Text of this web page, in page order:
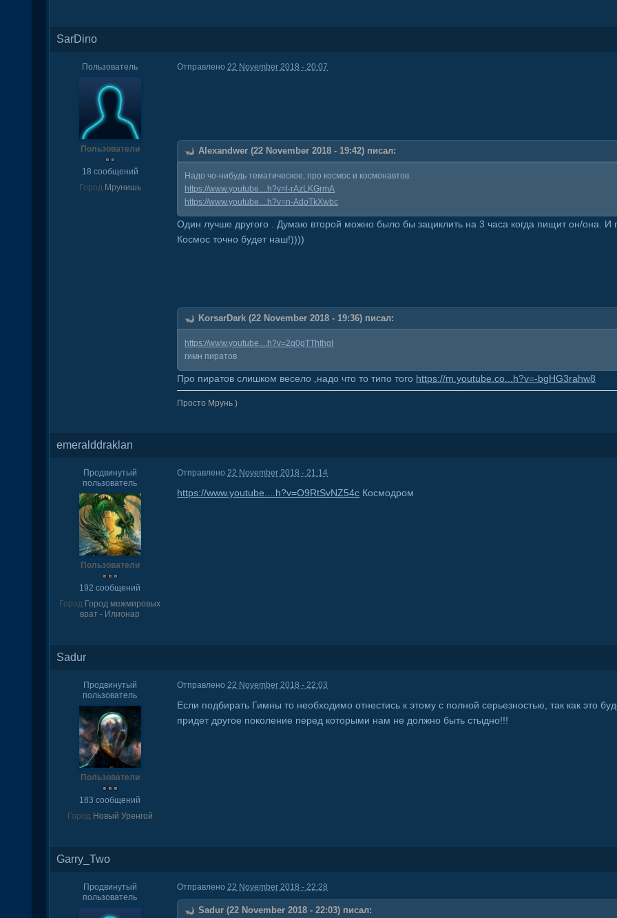
SarDino
Пользователь
Пользователи
18 сообщений
Город Мрунишь
Отправлено22 November 2018 - 20:07
Alexandwer (22 November 2018 - 19:42) писал:
Надо чо-нибудь тематическое, про космос и космонавтов.
https://www.youtube....h?v=l-rAzLKGrmA
https://www.youtube....h?v=n-AdoTkXwbc
Один лучше другого . Думаю второй можно было бы зациклить на 3 часа когда пищит он/она. И
Космос точно будет наш!))))
KorsarDark (22 November 2018 - 19:36) писал:
https://www.youtube....h?v=2q0gTThthgI
гимн пиратов
Про пиратов слишком весело ,надо что то типо того https://m.youtube.co...h?v=-bgHG3rahw8
Просто Мрунь )
emeralddraklan
Продвинутый
пользователь
Пользователи
192 сообщений
Город Город межмировых
врат - Илионар
Отправлено22 November 2018 - 21:14
https://www.youtube....h?v=O9RtSvNZ54c Космодром
Sadur
Продвинутый
пользователь
Пользователи
183 сообщений
Город Новый Уренгой
Отправлено22 November 2018 - 22:03
Если подбирать Гимны то необходимо отнестись к этому с полной серьезностью, так как это
придет другое поколение перед которыми нам не должно быть стыдно!!!
Garry_Two
Продвинутый
пользователь
Отправлено22 November 2018 - 22:28
Sadur (22 November 2018 - 22:03) писал: